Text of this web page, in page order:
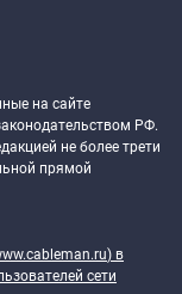
на сайте
РФ.
не более трети
прямой
) в
сети